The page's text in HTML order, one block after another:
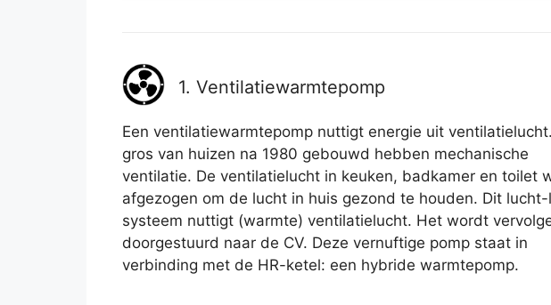
1. Ventilatiewarmtepomp
Een ventilatiewarmtepomp nuttigt energie uit
gros van huizen na 1980 gebouwd hebben mechanische
ventilatie. De ventilatielucht in keuken, badkamer en toilet
afgezogen om de lucht in huis gezond te houden. Dit
systeem nuttigt (warmte) ventilatielucht. Het wordt
doorgestuurd naar de CV. Deze vernuftige pomp staat in
verbinding met de HR-ketel: een hybride warmtepomp.